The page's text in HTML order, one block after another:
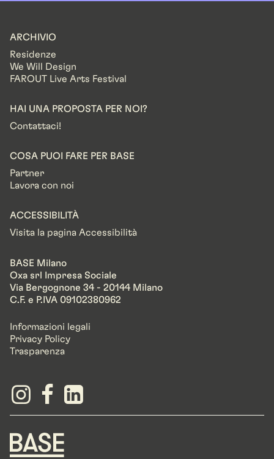
ARCHIVIO
Residenze
We Will Design
FAROUT Live Arts Festival
HAI UNA PROPOSTA PER NOI?
Contattaci!
COSA PUOI FARE PER BASE
Partner
Lavora con noi
ACCESSIBILITÀ
Visita la pagina Accessibilità
BASE Milano
Oxa srl Impresa Sociale
Via Bergognone 34 - 20144 Milano
C.F. e P.IVA 09102380962
Informazioni legali
Privacy Policy
Trasparenza